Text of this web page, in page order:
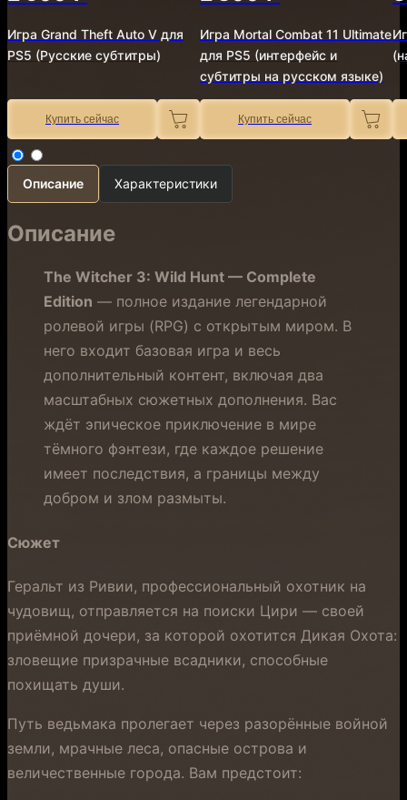
Игра Grand Theft Auto V для
PS5 (Русские субтитры)
Купить сейчас
Игра Mortal Combat 11 Ultimate
для PS5 (интерфейс и
субтитры на русском языке)
Купить сейчас
Описание Характеристики
Описание
The Witcher 3: Wild Hunt — Complete
Edition — полное издание легендарной
ролевой игры (RPG) с открытым миром. В
него входит базовая игра и весь
дополнительный контент, включая два
масштабных сюжетных дополнения. Вас
ждёт эпическое приключение в мире
тёмного фэнтези, где каждое решение
имеет последствия, а границы между
добром и злом размыты.
Сюжет
Геральт из Ривии, профессиональный охотник на
чудовищ, отправляется на поиски Цири — своей
приёмной дочери, за которой охотится Дикая Охота:
зловещие призрачные всадники, способные
похищать души.
Путь ведьмака пролегает через разорённые войной
земли, мрачные леса, опасные острова и
величественные города. Вам предстоит: